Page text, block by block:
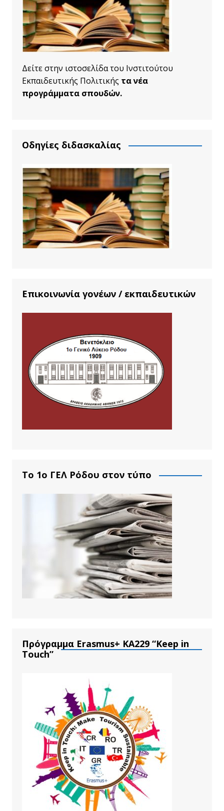
Δείτε στην ιστοσελίδα του Ινστιτούτου
Εκπαιδευτικής Πολιτικής τα νέα
προγράμματα σπουδών.
Οδηγίες διδασκαλίας
Επικοινωνία γονέων / εκπαιδευτικών
Το 1ο ΓΕΛ Ρόδου στον τύπο
Πρόγραμμα Erasmus+ ΚΑ229 “Keep in
Touch”